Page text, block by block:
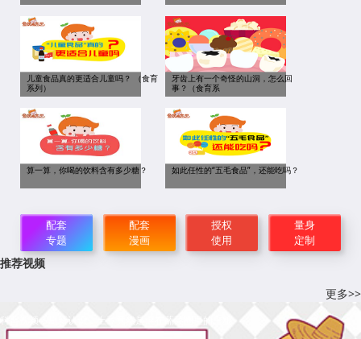
儿童食品真的更适合儿童吗？ （食育
系列）
牙齿上有一个奇怪的山洞，怎么回
事？（食育系
算一算，你喝的饮料含有多少糖？ 如此任性的“五毛食品”，还能吃吗？
配套
专题
配套
漫画
授权
使用
量身
定制
推荐视频
更多>>
科普视频：刷新认识，土豆竟然是混在蔬菜圈里的主粮